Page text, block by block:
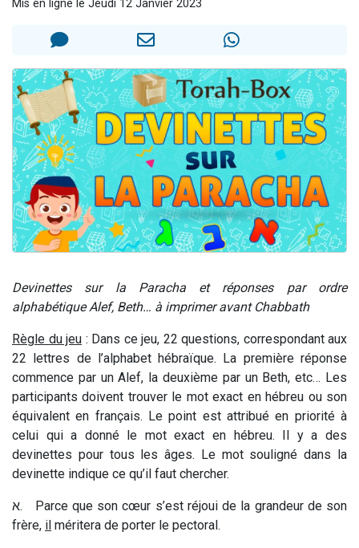
2 nouvelles musiques dans Torah-Box Music
8 personnes viennent de faire un don pour Tsédaka : pauvres d'Israel
2 personnes viennent de faire un don pour 1 Journée de Vacances Pour les Enfants
Mis en ligne le Jeudi 12 Janvier 2023
Devinettes sur la Paracha et réponses par ordre
alphabétique Alef, Beth… à imprimer avant Chabbath
Règle du jeu : Dans ce jeu, 22 questions, correspondant aux
22 lettres de l’alphabet hébraïque. La première réponse
commence par un Alef, la deuxième par un Beth, etc… Les
participants doivent trouver le mot exact en hébreu ou son
équivalent en français. Le point est attribué en priorité à
celui qui a donné le mot exact en hébreu. Il y a des
devinettes pour tous les âges. Le mot souligné dans la
devinette indique ce qu’il faut chercher.
א. Parce que son cœur s’est réjoui de la grandeur de son
frère, il méritera de porter le pectoral.